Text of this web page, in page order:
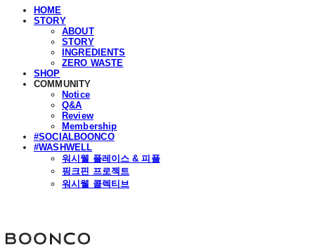
HOME
STORY
ABOUT
STORY
INGREDIENTS
ZERO WASTE
SHOP
COMMUNITY
Notice
Q&A
Review
Membership
#SOCIALBOONCO
#WASHWELL
워시웰 플레이스 & 피플
핑크핀 프로젝트
워시웰 콜렉티브